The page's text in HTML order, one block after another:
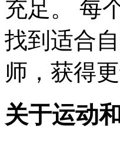
充足。 每
找到适合
师，获得
关于运动